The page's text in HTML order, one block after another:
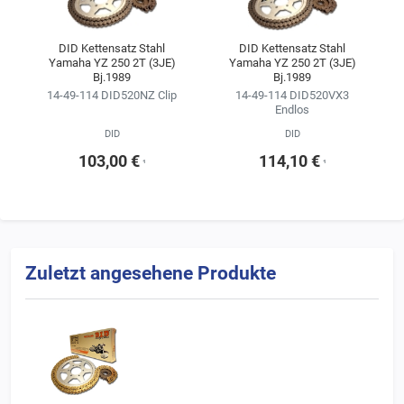
Kitkonfigurator ändern.
Wir empfehlen, sich für die Kette im Kettensatz stets an der
Erstausrüsterqualität zu orientieren
(siehe Ergebnisse der Fahrzeugsuche).
DID Kettensatz Stahl
Yamaha YZ 250 2T (3JE)
Bj.1989
14-49-114 DID520NZ Clip
DID
103,00 € ¹
DID Kettensatz Stahl
Yamaha YZ 250 2T (3JE)
Bj.1989
14-49-114 DID520VX3
Endlos
DID
114,10 € ¹
Zuletzt angesehene Produkte